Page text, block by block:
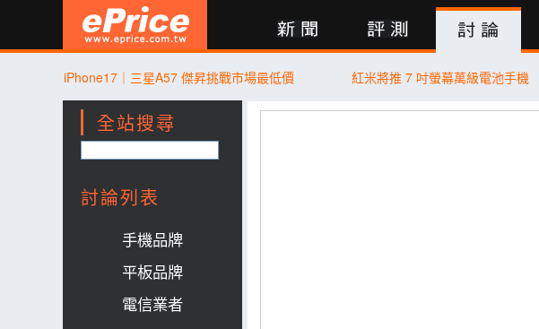
評測 討論 產品 買賣 登入 行動版
iPhone17｜三星A57 傑昇挑戰市場最低價 紅米將推 7 吋螢幕萬級電池手機
全站搜尋
討論列表
手機品牌
平板品牌
電信業者